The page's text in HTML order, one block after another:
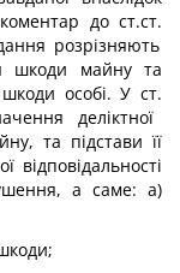
до ст.ст.
розрізняють
шкоди майну та
шкоди особі. У ст.
деліктної
та підстави її
відповідальності
а саме: а)